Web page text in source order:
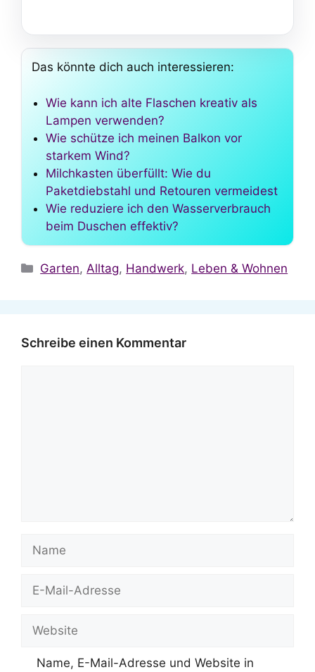
Das könnte dich auch interessieren:
Wie kann ich alte Flaschen kreativ als
Lampen verwenden?
Wie schütze ich meinen Balkon vor
starkem Wind?
Milchkasten überfüllt: Wie du
Paketdiebstahl und Retouren vermeidest
Wie reduziere ich den Wasserverbrauch
beim Duschen effektiv?
Kategorien
Garten, Alltag, Handwerk, Leben & Wohnen
Schreibe einen Kommentar
Mail-
Name, E-Mail-Adresse und Website in